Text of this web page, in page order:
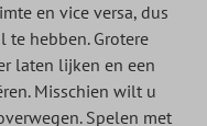
en vice versa, dus
te hebben. Grotere
laten lijken en een
Misschien wilt u
Spelen met